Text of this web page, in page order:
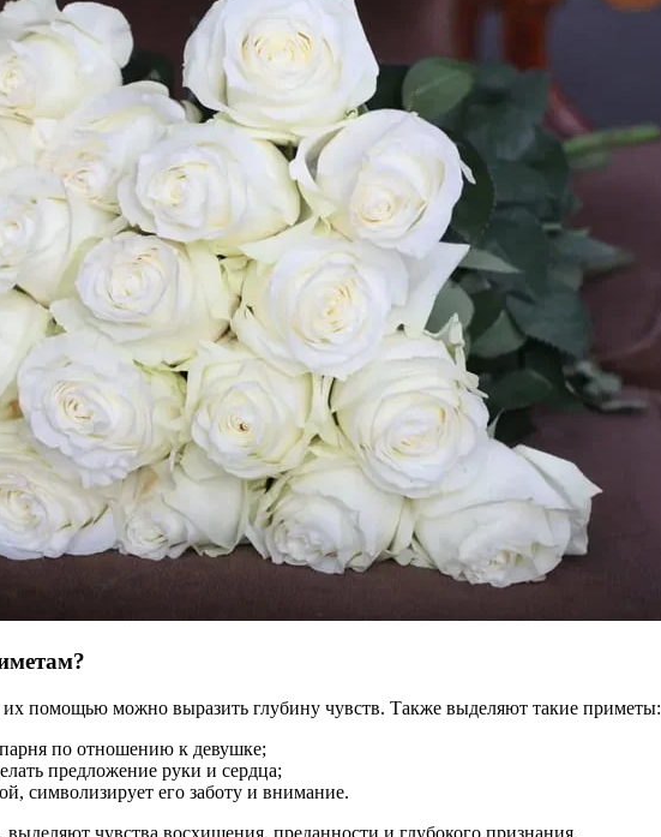
помощью можно выразить глубину чувств. Также выделяют такие приметы:
по отношению к девушке;
предложение руки и сердца;
символизирует его заботу и внимание.
чувства восхищения, преданности и глубокого признания.